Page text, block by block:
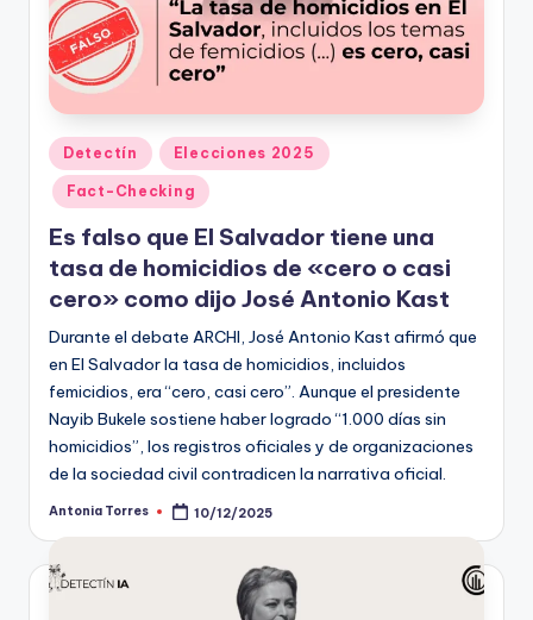
Publicado
en
Detectín Elecciones 2025
Fact-Checking
Es falso que El Salvador tiene una
tasa de homicidios de «cero o casi
cero» como dijo José Antonio Kast
Durante el debate ARCHI, José Antonio Kast afirmó que
en El Salvador la tasa de homicidios, incluidos
femicidios, era “cero, casi cero”. Aunque el presidente
Nayib Bukele sostiene haber logrado “1.000 días sin
homicidios”, los registros oficiales y de organizaciones
de la sociedad civil contradicen la narrativa oficial.
Publicado
Antonia Torres 10/12/2025